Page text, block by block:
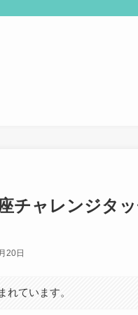
チャレンジタ
20日
れています。